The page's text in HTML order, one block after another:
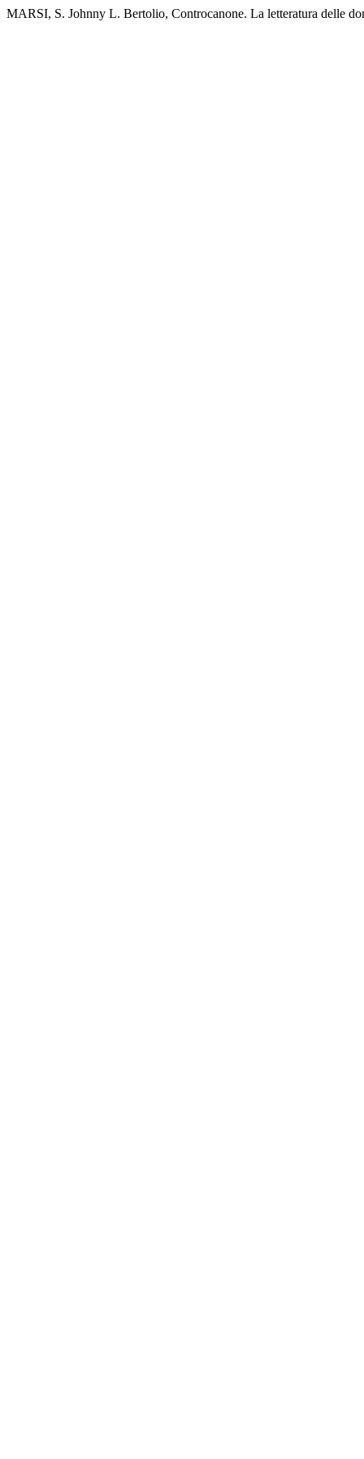
MARSI, S. Johnny L. Bertolio, Controcanone. La letteratura delle